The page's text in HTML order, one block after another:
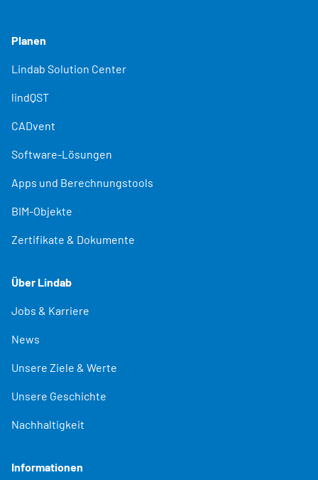
Planen
Lindab Solution Center
lindQST
CADvent
Software-Lösungen
Apps und Berechnungstools
BIM-Objekte
Zertifikate & Dokumente
Über Lindab
Jobs & Karriere
News
Unsere Ziele & Werte
Unsere Geschichte
Nachhaltigkeit
Informationen